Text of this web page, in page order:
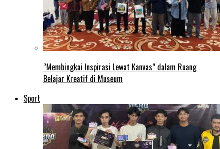
“Membingkai Inspirasi Lewat Kanvas” dalam Ruang
Belajar Kreatif di Museum
Sport